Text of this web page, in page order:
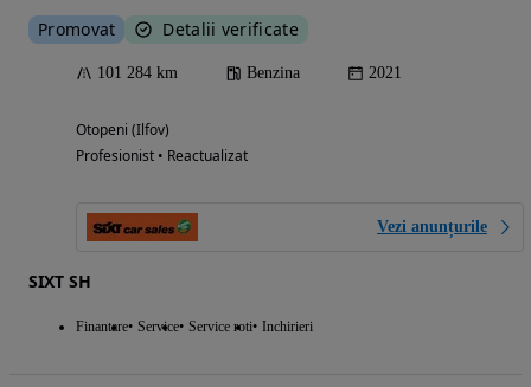
Promovat Detalii verificate
101 284 km Benzina 2021
Otopeni (Ilfov)
Profesionist • Reactualizat
Vezi anunțurile
SIXT SH
Finantare Service Service roti Inchirieri